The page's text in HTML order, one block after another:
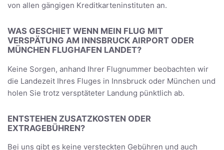
von allen gängigen Kreditkarteninstituten an.
WAS GESCHIET WENN MEIN FLUG MIT
VERSPÄTUNG AM INNSBRUCK AIRPORT ODER
MÜNCHEN FLUGHAFEN LANDET?
Keine Sorgen, anhand Ihrer Flugnummer beobachten wir
die Landezeit Ihres Fluges in Innsbruck oder München und
holen Sie trotz versptäteter Landung pünktlich ab.
ENTSTEHEN ZUSATZKOSTEN ODER
EXTRAGEBÜHREN?
Bei uns gibt es keine versteckten Gebühren und auch